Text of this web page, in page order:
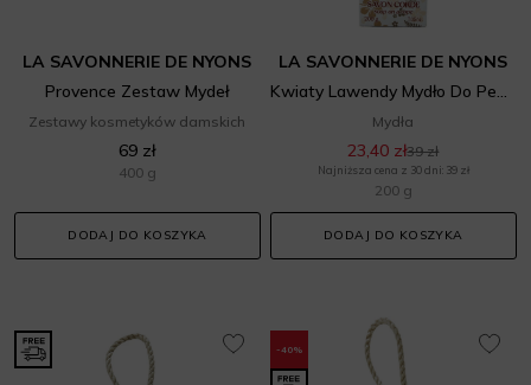
LA SAVONNERIE DE NYONS
Provence Zestaw Mydeł
Zestawy kosmetyków damskich
69 zł
400 g
DODAJ DO KOSZYKA
LA SAVONNERIE DE NYONS
Kwiaty Lawendy Mydło Do Peelingu Na Sznurku
Mydła
23,40 zł39 zł
Najniższa cena z 30 dni: 39 zł
200 g
DODAJ DO KOSZYKA
-40%